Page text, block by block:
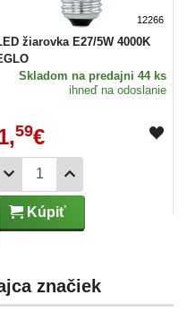
12266
žiarovka E27/5W 4000K
Skladom na predajni 44 ks
ihneď na odoslanie
59€
Kúpiť
značiek